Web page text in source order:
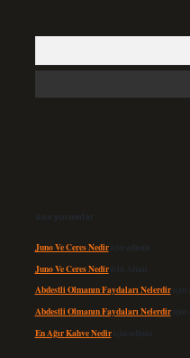
Son yorumlar
Juno Ve Ceres Nediriçin admin
Juno Ve Ceres Nediriçin Altan
Abdestli Olmanın Faydaları Nelerdiriçin
Abdestli Olmanın Faydaları Nelerdiriçin
En Ağır Kahve Nediriçin admin